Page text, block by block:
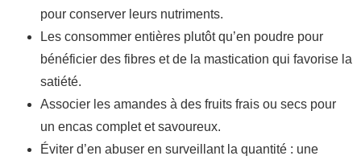
pour conserver leurs nutriments.
Les consommer entières plutôt qu’en poudre pour
bénéficier des fibres et de la mastication qui favorise la
satiété.
Associer les amandes à des fruits frais ou secs pour
un encas complet et savoureux.
Éviter d’en abuser en surveillant la quantité : une